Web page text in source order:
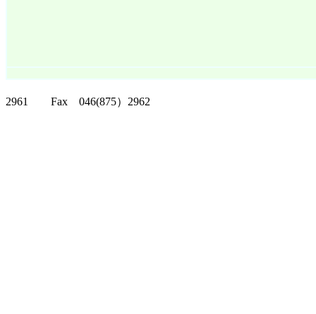
2961 Fax 046(875）2962